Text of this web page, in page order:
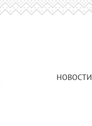
НОВОСТИ